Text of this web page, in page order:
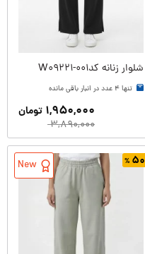
شلوار زنانه کدW09221-001
تنها ۴ عدد در انبار باقی مانده
۳,۸۹۰,۰۰۰
۱,۹۵۰,۰۰۰ تومان
۵۰ New